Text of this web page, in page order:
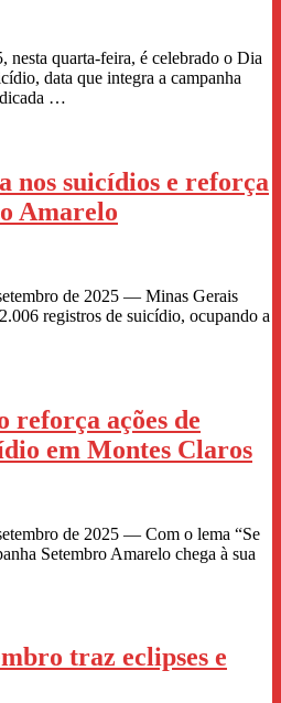
quarta-feira, é celebrado o Dia
data que integra a campanha
…
nos suicídios e reforça
Amarelo
de 2025 — Minas Gerais
registros de suicídio, ocupando a
reforça ações de
em Montes Claros
de 2025 — Com o lema “Se
Setembro Amarelo chega à sua
traz eclipses e